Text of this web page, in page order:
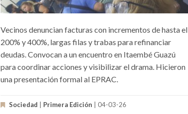
Vecinos denuncian facturas con incrementos de hasta el
200% y 400%, largas filas y trabas para refinanciar
deudas. Convocan a un encuentro en Itaembé Guazú
para coordinar acciones y visibilizar el drama. Hicieron
una presentación formal al EPRAC.
Sociedad Primera Edición | 04-03-26